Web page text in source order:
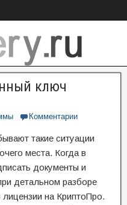
ключ
Комментарии
такие ситуации
места. Когда в
документы и
детальном разборе
на КриптоПро.